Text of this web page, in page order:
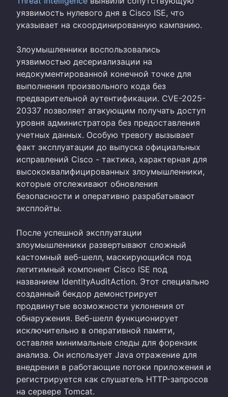
уязвимость нулевого дня в Cisco ISE, что
указывает на скоординированную кампанию.
Злоумышленники воспользовались
уязвимостью десериализации на
недокументированной конечной точке для
выполнения произвольного кода без
предварительной аутентификации. CVE-2025-
20337 позволяет атакующим получать доступ
уровня администратора без предоставления
учетных данных. Особую тревогу вызывает
факт эксплуатации до выпуска официальных
исправлений Cisco - тактика, характерная для
высококвалифицированных злоумышленники,
которые отслеживают обновления
безопасности и оперативно разрабатывают
эксплойты.
После успешной эксплуатации
злоумышленники развертывают сложный
кастомный веб-шелл, маскирующийся под
легитимный компонент Cisco ISE под
названием IdentityAuditAction. Этот специально
созданный бекдор демонстрирует
продвинутые возможности уклонения от
обнаружения. Веб-шелл функционирует
исключительно в оперативной памяти,
оставляя минимальные следы для форензик
анализа. Он использует Java отражение для
внедрения в работающие потоки приложения и
регистрируется как слушатель HTTP-запросов
на сервере Tomcat.